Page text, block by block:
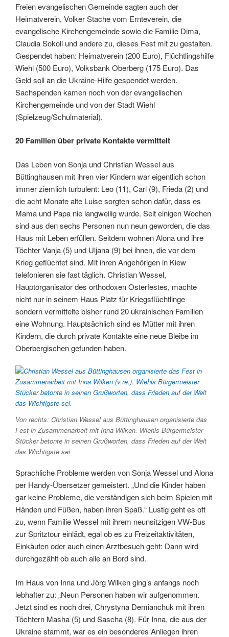
Freien evangelischen Gemeinde sagten auch der
Heimatverein, Volker Stache vom Ernteverein, die
evangelische Kirchengemeinde sowie die Familie Dima,
Claudia Sokoll und andere zu, dieses Fest mit zu gestalten.
Gespendet haben: Heimatverein (200 Euro), Flüchtlingshilfe
Wiehl (500 Euro), Volksbank Oberberg (175 Euro). Das
Geld soll an die Ukraine-Hilfe gespendet werden.
Sachspenden kamen noch von der evangelischen
Kirchengemeinde und von der Stadt Wiehl
(Spielzeug/Schulmaterial).
20 Familien über private Kontakte vermittelt
Das Leben von Sonja und Christian Wessel aus
Büttinghausen mit ihren vier Kindern war eigentlich schon
immer ziemlich turbulent: Leo (11), Carl (9), Frieda (2) und
die acht Monate alte Luise sorgten schon dafür, dass es
Mama und Papa nie langweilig wurde. Seit einigen Wochen
sind aus den sechs Personen nun neun geworden, die das
Haus mit Leben erfüllen. Seitdem wohnen Alona und ihre
Töchter Vanja (5) und Uljana (9) bei ihnen, die vor dem
Krieg geflüchtet sind. Mit ihren Angehörigen in Kiew
telefonieren sie fast täglich. Christian Wessel,
Hauptorganisator des orthodoxen Osterfestes, machte
nicht nur in seinem Haus Platz für Kriegsflüchtlinge
sondern vermittelte bisher rund 20 ukrainischen Familien
eine Wohnung. Hauptsächlich sind es Mütter mit ihren
Kindern, die durch private Kontakte eine neue Bleibe im
Oberbergischen gefunden haben.
Von rechts: Christian Wessel aus Büttinghausen organisierte das
Fest in Zusammenarbeit mit Inna Wilken. Wiehls Bürgermeister
Stücker betonte in seinen Grußworten, dass Frieden auf der Welt
das Wichtigste sei
Sprachliche Probleme werden von Sonja Wessel und Alona
per Handy-Übersetzer gemeistert. „Und die Kinder haben
gar keine Probleme, die verständigen sich beim Spielen mit
Händen und Füßen, haben ihren Spaß.“ Lustig geht es oft
zu, wenn Familie Wessel mit ihrem neunsitzigen VW-Bus
zur Spritztour einlädt, egal ob es zu Freizeitaktivitäten,
Einkäufen oder auch einen Arztbesuch geht: Dann wird
durchgezählt ob auch alle an Bord sind.
Im Haus von Inna und Jörg Wilken ging’s anfangs noch
lebhafter zu: „Neun Personen haben wir aufgenommen.
Jetzt sind es noch drei, Chrystyna Demianchuk mit ihren
Töchtern Masha (5) und Sascha (8). Für Inna, die aus der
Ukraine stammt, war es ein besonderes Anliegen ihren